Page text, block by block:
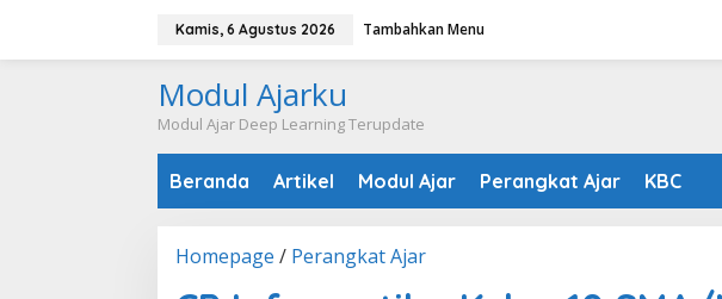
konten
Kamis, 6 Agustus 2026 Tambahkan Menu
Modul Ajarku
Modul Ajar Deep Learning Terupdate
Beranda Artikel Modul Ajar Perangkat Ajar KBC
Homepage / Perangkat AjarCP